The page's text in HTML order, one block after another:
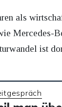
als
Mercedes-
ist